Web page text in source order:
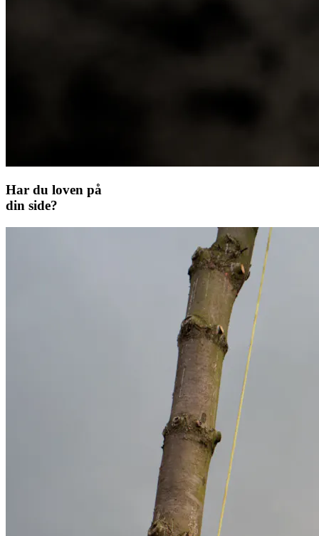
Har du loven på
din side?